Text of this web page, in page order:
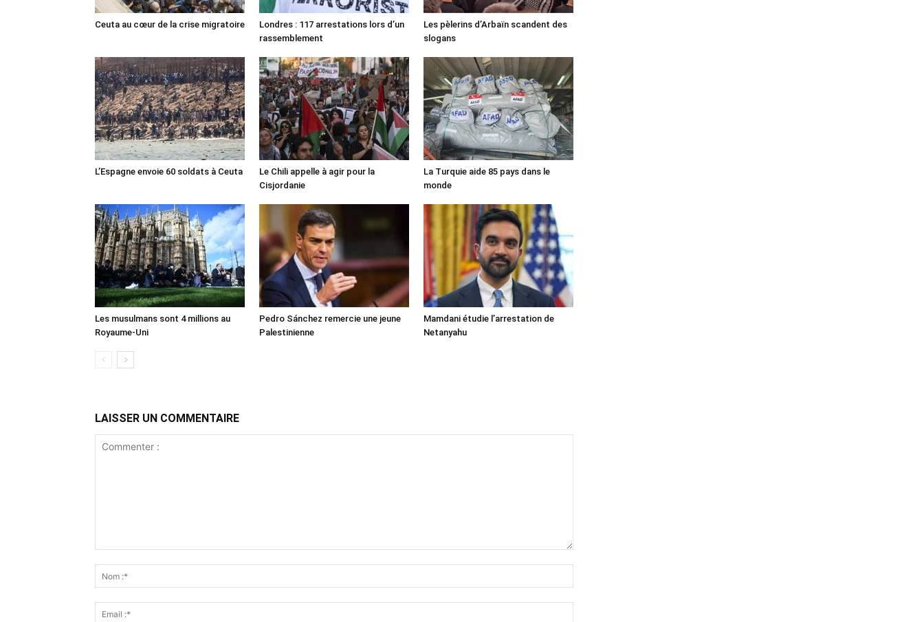
Ceuta au cœur de la crise migratoire
Londres : 117 arrestations lors d’un
rassemblement
Les pèlerins d’Arbaïn scandent des
slogans
L’Espagne envoie 60 soldats à Ceuta
Le Chili appelle à agir pour la
Cisjordanie
La Turquie aide 85 pays dans le
monde
Les musulmans sont 4 millions au
Royaume-Uni
Pedro Sánchez remercie une jeune
Palestinienne
Mamdani étudie l’arrestation de
Netanyahu
LAISSER UN COMMENTAIRE